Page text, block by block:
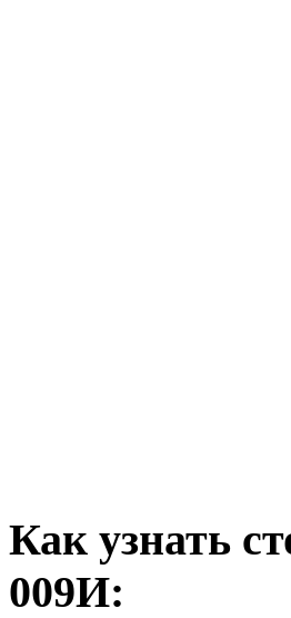
Как узнать
009И: